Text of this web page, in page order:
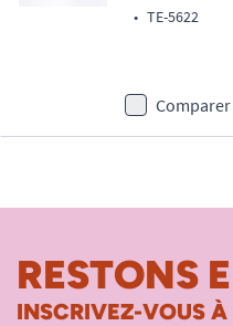
• TE-5622
Comparer
RESTONS
INSCRIVEZ-VOUS À